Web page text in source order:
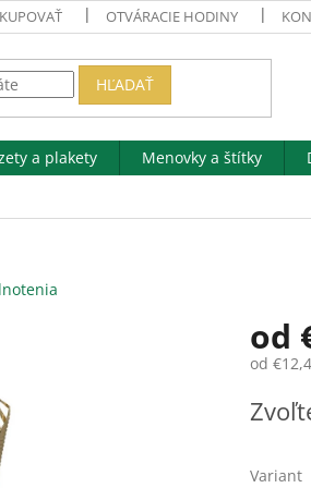
OTVÁRACIE HODINY
HĽADAŤ
a plakety Menovky a štítky
od
od
cena:
Variant